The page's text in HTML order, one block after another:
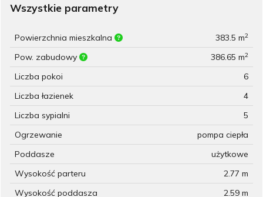
Wszystkie parametry
Powierzchnia mieszkalna 383.5 m2
Pow. zabudowy 386.65 m2
Liczba pokoi
6
Liczba łazienek
4
Liczba sypialni
5
Ogrzewanie
pompa ciepła
Poddasze
użytkowe
Wysokość parteru
2.77 m
Wysokość poddasza
2.59 m